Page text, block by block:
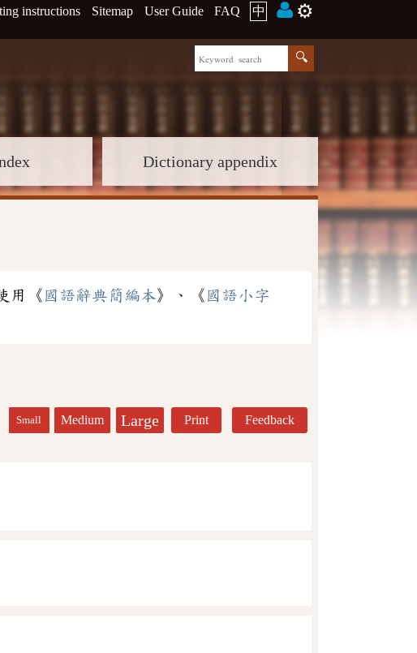
instructions Sitemap User Guide FAQ 中 ⚙️
Dictionary appendix
用《 國語辭典簡編本》、《 國語小字
Small Medium Large Print Feedback